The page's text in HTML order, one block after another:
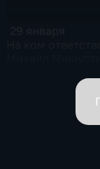
вице-премьеров